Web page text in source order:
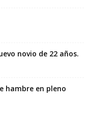
novio de 22 años.
hambre en pleno